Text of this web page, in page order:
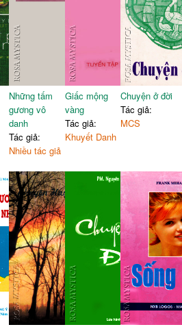
Những tấm
gương vô
danh
Tác giả:
Nhiều tác giả
Giấc mộng
vàng
Tác giả:
Khuyết Danh
Chuyện ở đời
Tác giả:
MCS